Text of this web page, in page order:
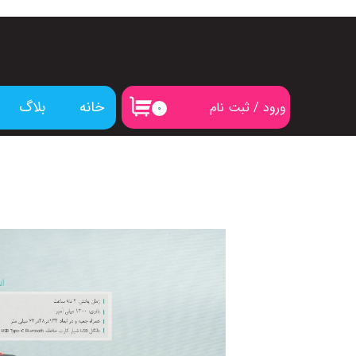
۰ ورود / ثبت نام
حساب کاربری من
خروج از حساب کاربری
خانه بلاگ